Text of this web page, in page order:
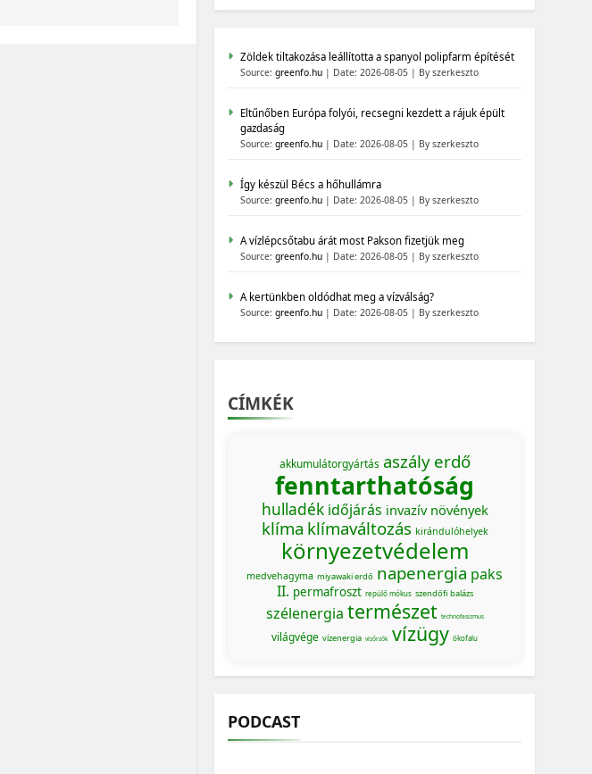
Zöldek tiltakozása leállította a spanyol polipfarm építését
Source:greenfo.hu Date: 2026-08-05 By szerkeszto
Eltűnőben Európa folyói, recsegni kezdett a rájuk épült
gazdaság
Source:greenfo.hu Date: 2026-08-05 By szerkeszto
Így készül Bécs a hőhullámra
Source:greenfo.hu Date: 2026-08-05 By szerkeszto
A vízlépcsőtabu árát most Pakson fizetjük meg
Source:greenfo.hu Date: 2026-08-05 By szerkeszto
A kertünkben oldódhat meg a vízválság?
Source:greenfo.hu Date: 2026-08-05 By szerkeszto
CÍMKÉK
akkumulátorgyártás aszály erdő
fenntarthatóság
hulladék időjárás invazív növények
klíma klímaváltozás kirándulóhelyek
környezetvédelem
medvehagyma miyawaki erdő napenergia paks
II. permafroszt repülő mókus szendőfi balázs
szélenergia természet technofasizmus
világvége vízenergia vízőrzők vízügy ökofalu
PODCAST